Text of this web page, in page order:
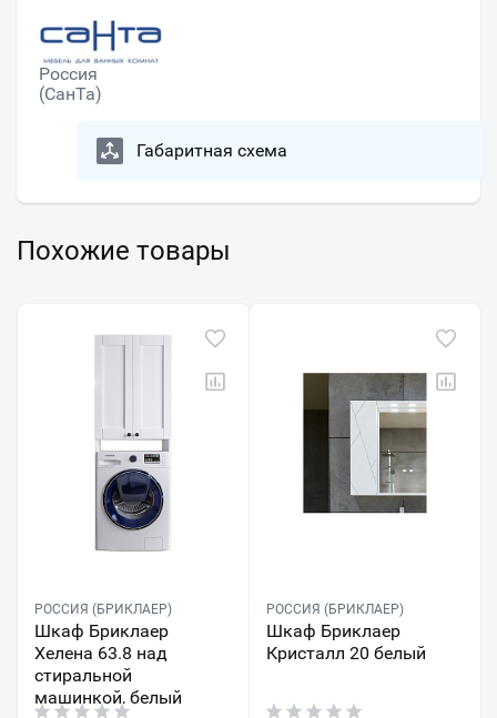
Россия
(СанТа)
Габаритная схема
Похожие товары
РОССИЯ (БРИКЛАЕР)
Шкаф Бриклаер
Хелена 63.8 над
стиральной
машинкой, белый
РОССИЯ (БРИКЛАЕР)
Шкаф Бриклаер
Кристалл 20 белый